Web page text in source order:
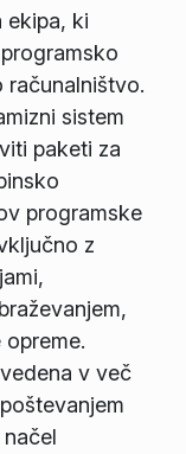
ekipa, ki
računalništvo.
sistem
paketi za
programske
z
v več